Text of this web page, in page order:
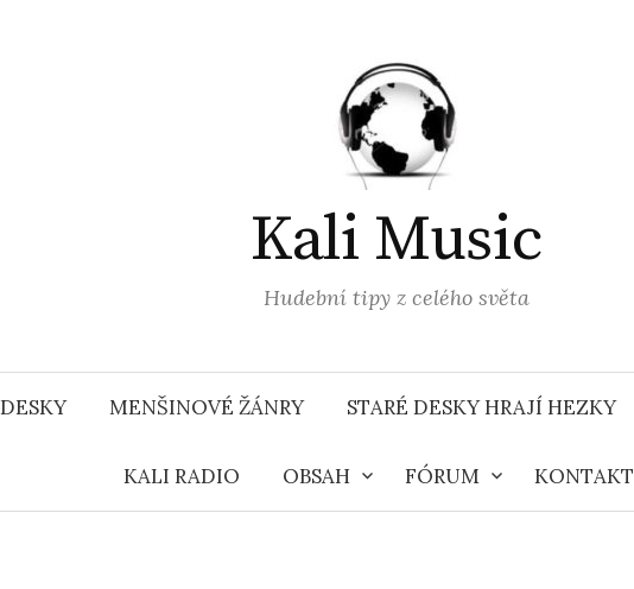
Kali Music
Hudební tipy z celého světa
MENŠINOVÉ ŽÁNRY STARÉ DESKY HRAJÍ HEZKY
KALI RADIO OBSAH FÓRUM KONTAKT